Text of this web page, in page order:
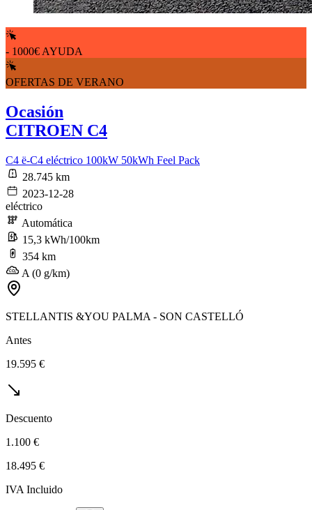
- 1000€ AYUDA
OFERTAS DE VERANO
Ocasión
CITROEN C4
C4 ë-C4 eléctrico 100kW 50kWh Feel Pack
28.745 km
2023-12-28
eléctrico
Automática
15,3 kWh/100km
354 km
A (0 g/km)
STELLANTIS &YOU PALMA - SON CASTELLÓ
Antes
19.595 €
Descuento
1.100 €
18.495 €
IVA Incluido